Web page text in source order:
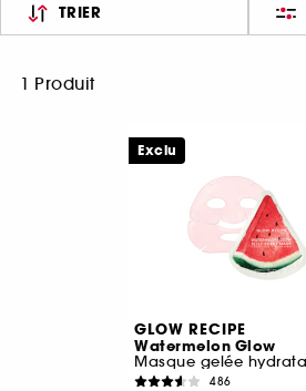
TRIER
1 Produit
GLOW RECIPE
Watermelon Glow
486
Exclu